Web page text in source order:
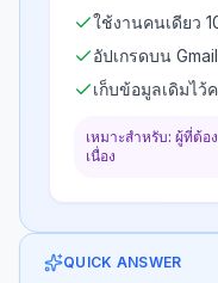
ใช้งานคนเดียว
อัปเกรดบน
เก็บข้อมูลเดิมไว้
เหมาะสำหรับ: ผู้ที่ต้
เนื่อง
QUICK ANSWER